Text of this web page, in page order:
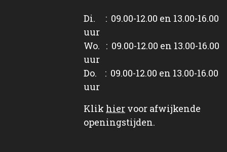
Di. : 09.00-12.00 en 13.00-16.00
uur
Wo. : 09.00-12.00 en 13.00-16.00
uur
Do. : 09.00-12.00 en 13.00-16.00
uur
Klik hier voor afwijkende
openingstijden.